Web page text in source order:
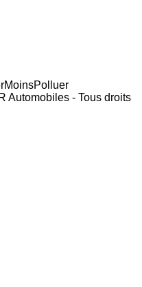
Automobiles - Tous droits